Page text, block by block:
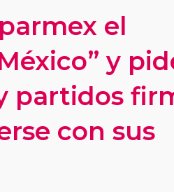
el
y
partidos
con sus